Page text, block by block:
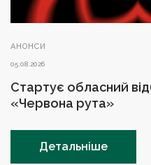
АНОНСИ
05.08.2026
Стартує обласний
«Червона рута»
Детальніше